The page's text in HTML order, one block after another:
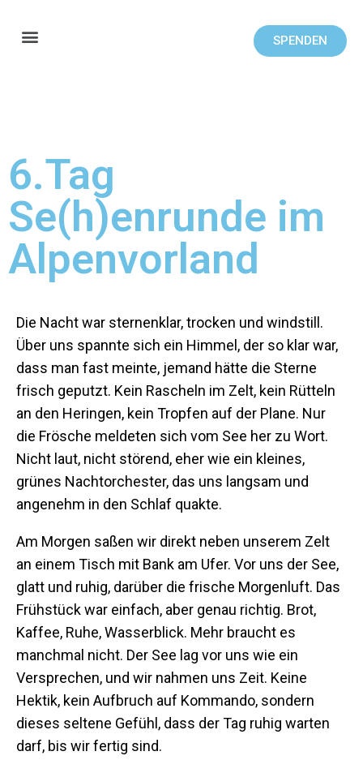
SPENDEN
6.Tag
Se(h)enrunde im
Alpenvorland
Die Nacht war sternenklar, trocken und windstill.
Über uns spannte sich ein Himmel, der so klar war,
dass man fast meinte, jemand hätte die Sterne
frisch geputzt. Kein Rascheln im Zelt, kein Rütteln
an den Heringen, kein Tropfen auf der Plane. Nur
die Frösche meldeten sich vom See her zu Wort.
Nicht laut, nicht störend, eher wie ein kleines,
grünes Nachtorchester, das uns langsam und
angenehm in den Schlaf quakte.
Am Morgen saßen wir direkt neben unserem Zelt
an einem Tisch mit Bank am Ufer. Vor uns der See,
glatt und ruhig, darüber die frische Morgenluft. Das
Frühstück war einfach, aber genau richtig. Brot,
Kaffee, Ruhe, Wasserblick. Mehr braucht es
manchmal nicht. Der See lag vor uns wie ein
Versprechen, und wir nahmen uns Zeit. Keine
Hektik, kein Aufbruch auf Kommando, sondern
dieses seltene Gefühl, dass der Tag ruhig warten
darf, bis wir fertig sind.